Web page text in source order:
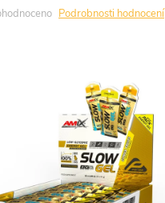
Podrobnosti hodnocení